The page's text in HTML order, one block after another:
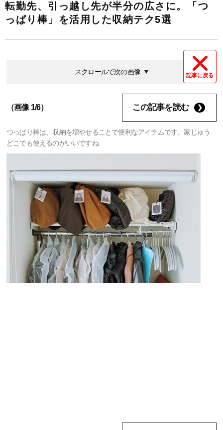
転勤先、引っ越し先が半分の広さに。「つ
っぱり棒」を活用した収納テク5選
記事に戻る
スクロールで次の画像
（画像 1/6） この記事を読む
つっぱり棒は、収納を増やせることで便利なアイテムです。家じゅう
どこでも使えるのがいいですね